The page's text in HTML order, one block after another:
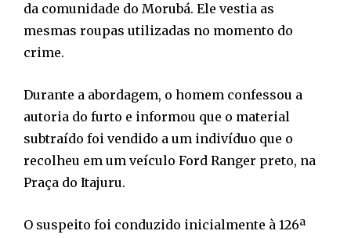
da comunidade do Morubá. Ele vestia as
mesmas roupas utilizadas no momento do
crime.
Durante a abordagem, o homem confessou a
autoria do furto e informou que o material
subtraído foi vendido a um indivíduo que o
recolheu em um veículo Ford Ranger preto, na
Praça do Itajuru.
O suspeito foi conduzido inicialmente à 126ª